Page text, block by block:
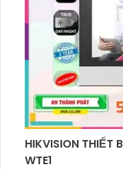
HIKVISION THIẾT
WTE1